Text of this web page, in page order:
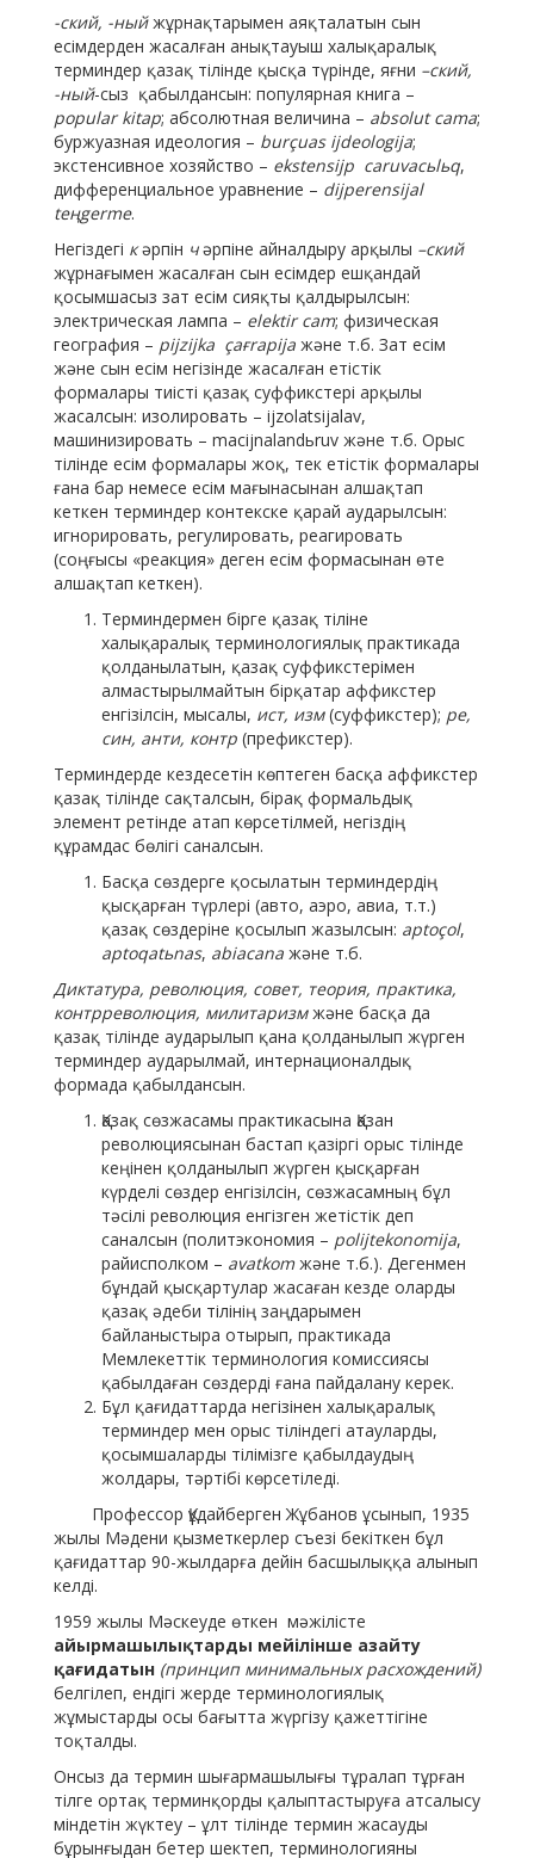
-ский, -ныйжұрнақтарымен аяқталатын сын
есімдерден жасалған анықтауыш халықаралық
терминдер қазақ тілінде қысқа түрінде, яғни –ский,
-ный-сыз қабылдансын: популярная книга –
popular kitap; абсолютная величина – absolut cama;
буржуазная идеология – burçuas ijdeologija;
экстенсивное хозяйство – ekstensijp caruvacьlьq,
дифференциальное уравнение – dijperensijal
teңgerme.
Негіздегі кәрпін чәрпіне айналдыру арқылы –ский
жұрнағымен жасалған сын есімдер ешқандай
қосымшасыз зат есім сияқты қалдырылсын:
электрическая лампа – elektir cam; физическая
география – pijzijka çaғrapija және т.б. Зат есім
және сын есім негізінде жасалған етістік
формалары тиісті қазақ суффикстері арқылы
жасалсын: изолировать – ijzolatsijalav,
машинизировать – macijnalandьruv және т.б. Орыс
тілінде есім формалары жоқ, тек етістік формалары
ғана бар немесе есім мағынасынан алшақтап
кеткен терминдер контекске қарай аударылсын:
игнорировать, регулировать, реагировать
(соңғысы «реакция» деген есім формасынан өте
алшақтап кеткен).
Терминдермен бірге қазақ тіліне
халықаралық терминологиялық практикада
қолданылатын, қазақ суффикстерімен
алмастырылмайтын бірқатар аффикстер
енгізілсін, мысалы, ист, изм(суффикстер); ре,
син, анти, контр (префикстер).
Терминдерде кездесетін көптеген басқа аффикстер
қазақ тілінде сақталсын, бірақ формальдық
элемент ретінде атап көрсетілмей, негіздің
құрамдас бөлігі саналсын.
Басқа сөздерге қосылатын терминдердің
қысқарған түрлері (авто, аэро, авиа, т.т.)
қазақ сөздеріне қосылып жазылсын: aptoçol,
aptoqatьnas, abiacana және т.б.
Диктатура, революция, совет, теория, практика,
контрреволюция, милитаризмжәне басқа да
қазақ тілінде аударылып қана қолданылып жүрген
терминдер аударылмай, интернационалдық
формада қабылдансын.
Қазақ сөзжасамы практикасына Қазан
революциясынан бастап қазіргі орыс тілінде
кеңінен қолданылып жүрген қысқарған
күрделі сөздер енгізілсін, сөзжасамның бұл
тәсілі революция енгізген жетістік деп
саналсын (политэкономия – polijtekonomija,
райисполком – avatkomжәне т.б.). Дегенмен
бұндай қысқартулар жасаған кезде оларды
қазақ әдеби тілінің заңдарымен
байланыстыра отырып, практикада
Мемлекеттік терминология комиссиясы
қабылдаған сөздерді ғана пайдалану керек.
Бұл қағидаттарда негізінен халықаралық
терминдер мен орыс тіліндегі атауларды,
қосымшаларды тілімізге қабылдаудың
жолдары, тәртібі көрсетіледі.
Профессор Құдайберген Жұбанов ұсынып, 1935
жылы Мәдени қызметкерлер съезі бекіткен бұл
қағидаттар 90-жылдарға дейін басшылыққа алынып
келді.
1959 жылы Мәскеуде өткен мәжілісте
айырмашылықтарды мейілінше азайту
қағидатын (принцип минимальных расхождений)
белгілеп, ендігі жерде терминологиялық
жұмыстарды осы бағытта жүргізу қажеттігіне
тоқталды.
Онсыз да термин шығармашылығы тұралап тұрған
тілге ортақ терминқорды қалыптастыруға атсалысу
міндетін жүктеу – ұлт тілінде термин жасауды
бұрынғыдан бетер шектеп, терминологияны